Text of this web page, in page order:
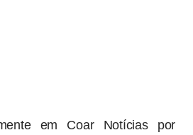
em Coar Notícias por